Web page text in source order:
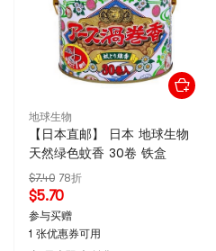
地球生物
【日本直邮】 日本 地球生物
天然绿色蚊香 30卷 铁盒
$7.40 78折
$5.70
参与买赠
1 张优惠券可用